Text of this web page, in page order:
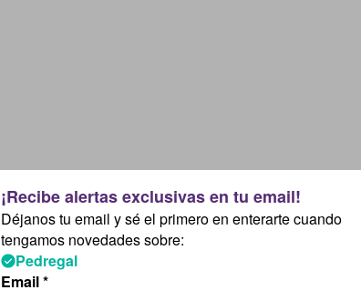
Déjanos tu email y sé el primero en enterarte cuando
tengamos novedades sobre:
Pedregal
Email *